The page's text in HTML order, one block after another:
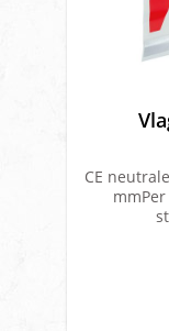
CE